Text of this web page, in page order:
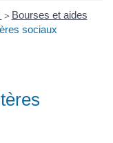
> Bourses et aides
sociaux